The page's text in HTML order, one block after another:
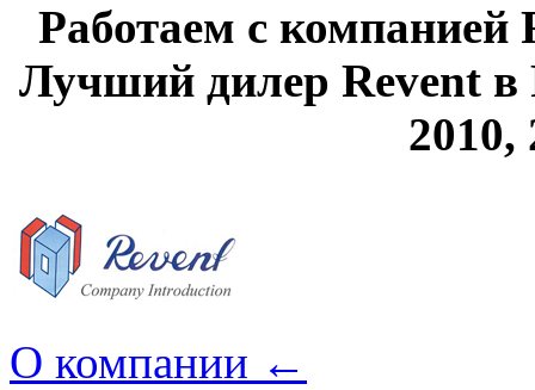
Работаем с компанией
Лучший дилер Revent в
2010,
О компании ←